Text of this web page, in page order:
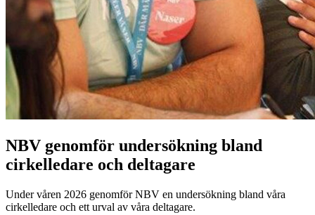
NBV genomför undersökning bland
cirkelledare och deltagare
Under våren 2026 genomför NBV en undersökning bland våra
cirkelledare och ett urval av våra deltagare.